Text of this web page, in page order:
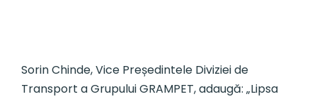
Sorin Chinde, Vice Președintele Diviziei de
Transport a Grupului GRAMPET, adaugă: „Lipsa